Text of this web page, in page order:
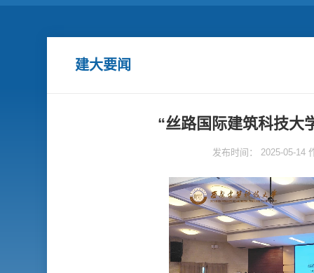
建大要闻
“丝路国际建筑科技大
发布时间： 2025-05-14